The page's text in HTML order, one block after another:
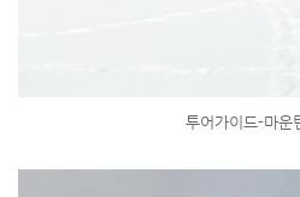
투어가이드-마운